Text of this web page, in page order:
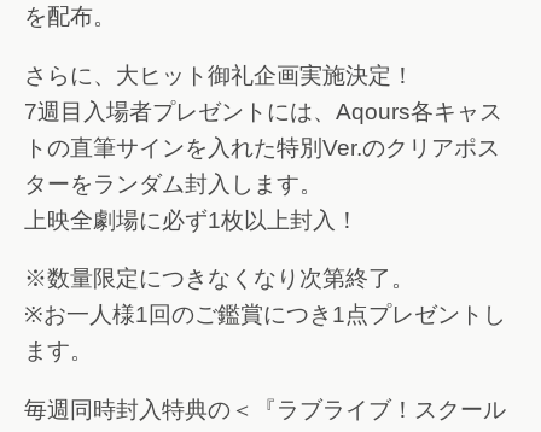
を配布。
さらに、大ヒット御礼企画実施決定！
7週目入場者プレゼントには、Aqours各キャス
トの直筆サインを入れた特別Ver.のクリアポス
ターをランダム封入します。
上映全劇場に必ず1枚以上封入！
※数量限定につきなくなり次第終了。
※お一人様1回のご鑑賞につき1点プレゼントし
ます。
毎週同時封入特典の＜『ラブライブ！スクール